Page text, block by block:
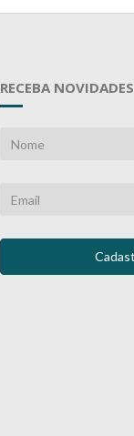
RECEBA NOVIDADES